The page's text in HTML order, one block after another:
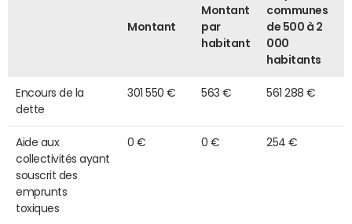
Montant
Montant
par
habitant
communes
de 500 à 2
000
habitants
Encours de la
dette
301 550 € 563 € 561 288 €
Aide aux
collectivités ayant
souscrit des
emprunts
toxiques
0 € 0 € 254 €